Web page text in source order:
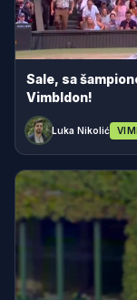
Sale, sa
Vimbldon!
Luka Nikolić